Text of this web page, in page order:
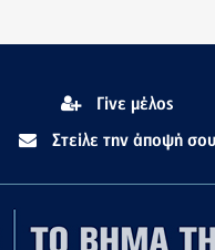
Γίνε μέλος
Στείλε την άποψή σου